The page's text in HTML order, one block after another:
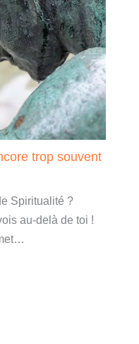
trop souvent
Spiritualité ?
au-delà de toi !